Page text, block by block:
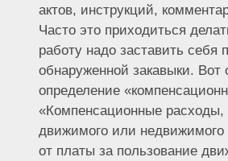
актов, инструкций,
Часто это приходиться
работу надо заставить себя
обнаруженной закавыки.
определение
«Компенсационные
движимого или
от платы за пользование